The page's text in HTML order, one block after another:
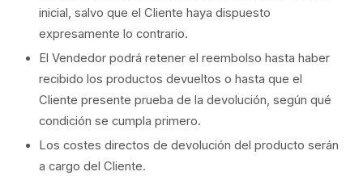
inicial, salvo que el Cliente haya dispuesto
expresamente lo contrario.
El Vendedor podrá retener el reembolso hasta haber
recibido los productos devueltos o hasta que el
Cliente presente prueba de la devolución, según qué
condición se cumpla primero.
Los costes directos de devolución del producto serán
a cargo del Cliente.